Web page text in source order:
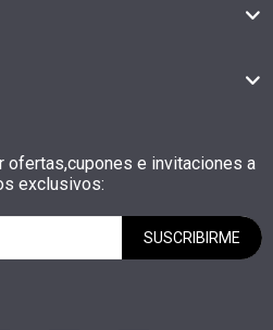
ofertas,cupones e invitaciones a
exclusivos:
SUSCRIBIRME